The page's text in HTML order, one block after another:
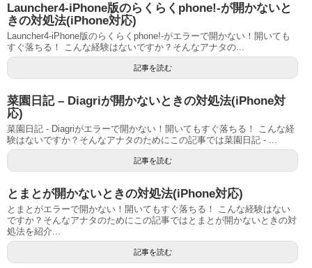
Launcher4-iPhone版のらくらくphone!-が開かないと
きの対処法(iPhone対応)
Launcher4-iPhone版のらくらくphone!-がエラーで開かない！開いても
すぐ落ちる！ こんな経験はないですか？そんなアナタの...
記事を読む
菜園日記 – Diagriが開かないときの対処法(iPhone対
応)
菜園日記 - Diagriがエラーで開かない！開いてもすぐ落ちる！ こんな経
験はないですか？そんなアナタのためにこの記事では菜園日記 - ...
記事を読む
とまとが開かないときの対処法(iPhone対応)
とまとがエラーで開かない！開いてもすぐ落ちる！ こんな経験はない
ですか？そんなアナタのためにこの記事ではとまとが開かないときの対
処法を紹介...
記事を読む